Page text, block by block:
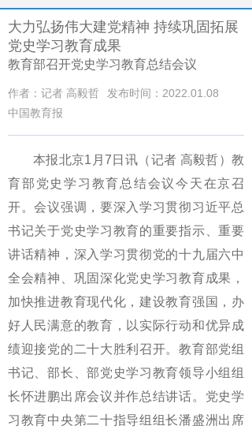
大力弘扬伟大建党精神 持续巩固拓展
党史学习教育成果
教育部召开党史学习教育总结会议
作者：记者 高毅哲
发布时间：2022.01.08
中国教育报
本报北京1月7日讯（记者 高毅哲）教
育部党史学习教育总结会议今天在京召
开。会议强调，要深入学习贯彻习近平总
书记关于党史学习教育的重要指示、重要
讲话精神，深入学习贯彻党的十九届六中
全会精神、巩固深化党史学习教育成果，
加快推进教育现代化，建设教育强国，办
好人民满意的教育，以实际行动和优异成
绩迎接党的二十大胜利召开。教育部党组
书记、部长、部党史学习教育领导小组组
长怀进鹏出席会议并作总结讲话。党史学
习教育中央第二十指导组组长潘盛洲出席